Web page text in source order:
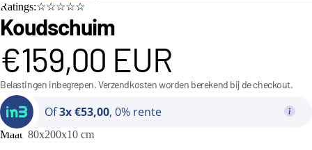
i
n
d
e
e
Ratings:☆☆☆☆☆
Koudschuim
€159,00 EUR
Belastingen inbegrepen. Verzendkosten worden berekend bij de checkout.
Of3x €53,00, 0% rente
Maat 80x200x10 cm